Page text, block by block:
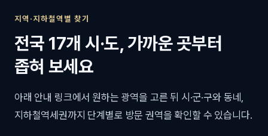
지역·지하철역별 찾기
전국 17개 시·도, 가까운 곳부터
좁혀 보세요
아래 안내 링크에서 원하는 광역을 고른 뒤 시·군·구와 동네,
지하철역세권까지 단계별로 방문 권역을 확인할 수 있습니다.